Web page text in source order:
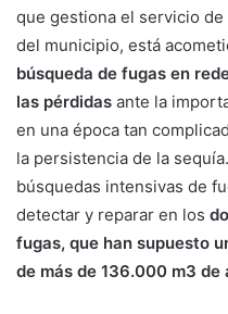
que gestiona el servicio
del municipio, está
búsqueda de fugas en
las pérdidas ante la
en una época tan
la persistencia de la
búsquedas intensivas de
detectar y reparar en los
fugas, que han supuesto
de más de 136.000 m3 de